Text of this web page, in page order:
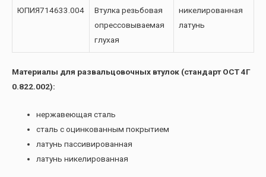
ЮПИЯ714633.004
Втулка резьбовая
опрессовываемая
глухая
никелированная
латунь
Материалы для развальцовочных втулок (стандарт ОСТ 4Г
0.822.002):
нержавеющая сталь
сталь с оцинкованным покрытием
латунь пассивированная
латунь никелированная